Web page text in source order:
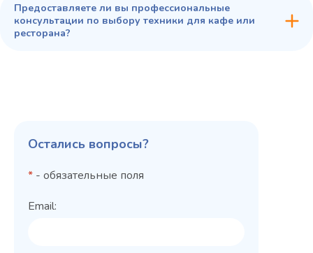
Предоставляете ли вы профессиональные
консультации по выбору техники для кафе или
ресторана?
Остались вопросы?
* - обязательные поля
Email: